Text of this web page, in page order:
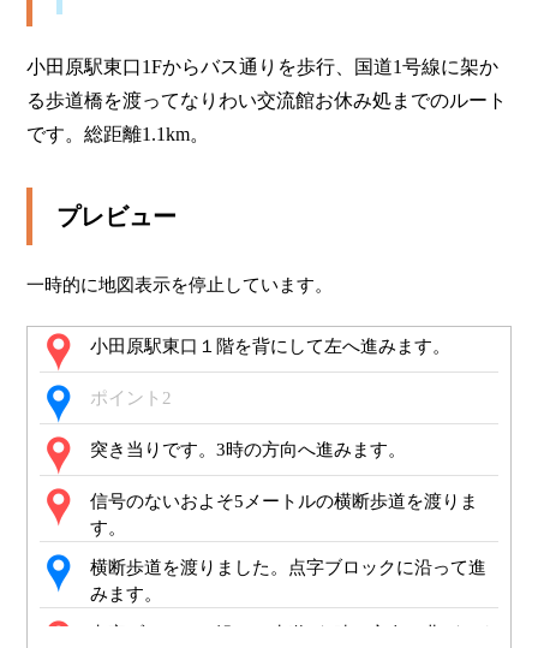
小田原駅東口1Fからバス通りを歩行、国道1号線に架か
る歩道橋を渡ってなりわい交流館お休み処までのルート
です。総距離1.1km。
プレビュー
一時的に地図表示を停止しています。
小田原駅東口１階を背にして左へ進みます。
ポイント2
突き当りです。3時の方向へ進みます。
信号のないおよそ5メートルの横断歩道を渡りま
す。
横断歩道を渡りました。点字ブロックに沿って進
みます。